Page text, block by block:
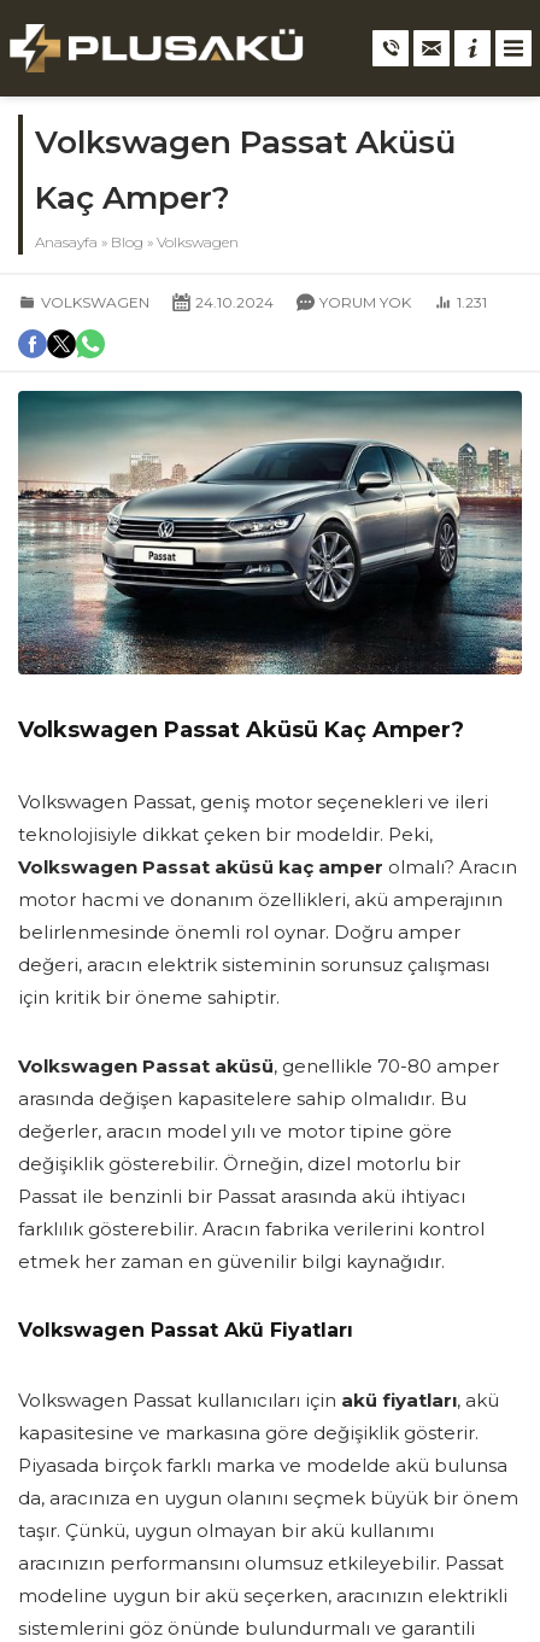
Volkswagen Passat Aküsü
Kaç Amper?
Anasayfa » Blog » Volkswagen
VOLKSWAGEN 24.10.2024 YORUM YOK 1.231
Volkswagen Passat Aküsü Kaç Amper?
Volkswagen Passat, geniş motor seçenekleri ve ileri
teknolojisiyle dikkat çeken bir modeldir. Peki,
Volkswagen Passat aküsü kaç amper olmalı? Aracın
motor hacmi ve donanım özellikleri, akü amperajının
belirlenmesinde önemli rol oynar. Doğru amper
değeri, aracın elektrik sisteminin sorunsuz çalışması
için kritik bir öneme sahiptir.
Volkswagen Passat aküsü, genellikle 70-80 amper
arasında değişen kapasitelere sahip olmalıdır. Bu
değerler, aracın model yılı ve motor tipine göre
değişiklik gösterebilir. Örneğin, dizel motorlu bir
Passat ile benzinli bir Passat arasında akü ihtiyacı
farklılık gösterebilir. Aracın fabrika verilerini kontrol
etmek her zaman en güvenilir bilgi kaynağıdır.
Volkswagen Passat Akü Fiyatları
Volkswagen Passat kullanıcıları için akü fiyatları, akü
kapasitesine ve markasına göre değişiklik gösterir.
Piyasada birçok farklı marka ve modelde akü bulunsa
da, aracınıza en uygun olanını seçmek büyük bir önem
taşır. Çünkü, uygun olmayan bir akü kullanımı
aracınızın performansını olumsuz etkileyebilir. Passat
modeline uygun bir akü seçerken, aracınızın elektrikli
sistemlerini göz önünde bulundurmalı ve garantili